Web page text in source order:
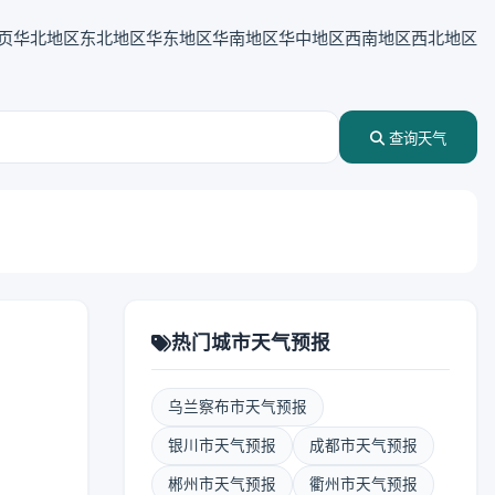
华北地区东北地区华东地区华南地区华中地区西南地区西北地区
查询天气
热门城市天气预报
乌兰察布市天气预报
银川市天气预报 成都市天气预报
郴州市天气预报 衢州市天气预报